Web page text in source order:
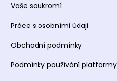
Vaše soukromí
Práce s osobními údaji
Obchodní podmínky
Podmínky používání platformy